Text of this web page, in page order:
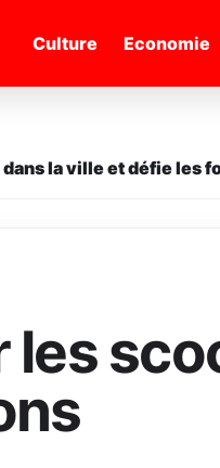
Culture Economie
la ville et défie les
les